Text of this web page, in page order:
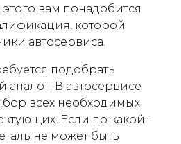
вам понадобится
которой
автосервиса.
подобрать
аналог. В автосервисе
всех необходимых
Если по какой-
не может быть